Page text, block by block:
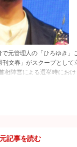
で元管理人の「ひろゆき
刊文春」がスクープとして
相陣営による選挙時におけ
記事を読む